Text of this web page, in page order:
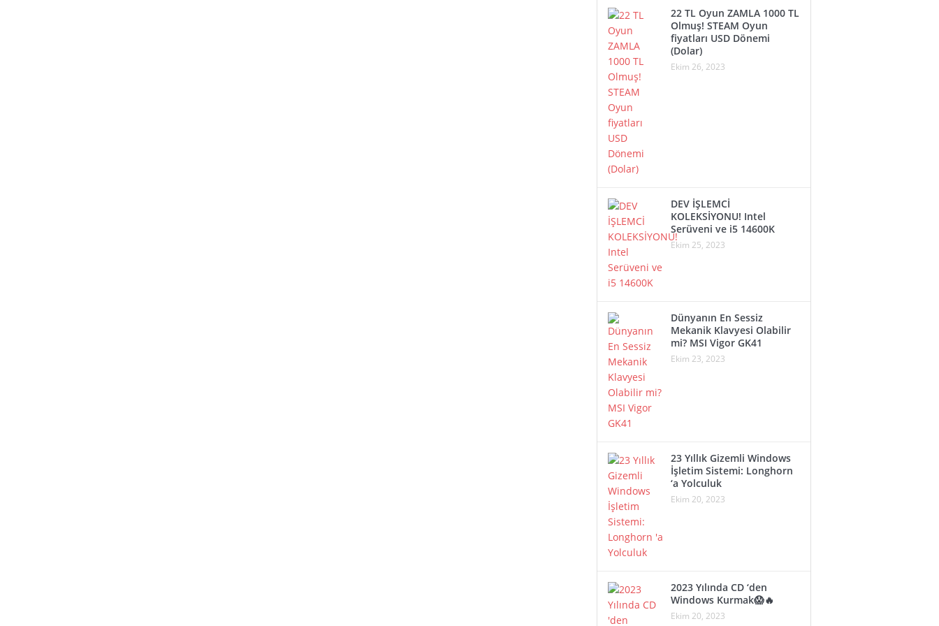
22 TL Oyun ZAMLA 1000 TL
Olmuş! STEAM Oyun
fiyatları USD Dönemi
(Dolar)
Ekim 26, 2023
DEV İŞLEMCİ
KOLEKSİYONU! Intel
Serüveni ve i5 14600K
Ekim 25, 2023
Dünyanın En Sessiz
Mekanik Klavyesi Olabilir
mi? MSI Vigor GK41
Ekim 23, 2023
23 Yıllık Gizemli Windows
İşletim Sistemi: Longhorn
‘a Yolculuk
Ekim 20, 2023
2023 Yılında CD ‘den
Windows Kurmak😱🔥
Ekim 20, 2023